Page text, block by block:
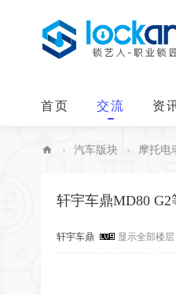
首页 交流 资
› 汽车版块 › 摩托电
轩宇车鼎MD80
轩宇车鼎 显示全部楼层